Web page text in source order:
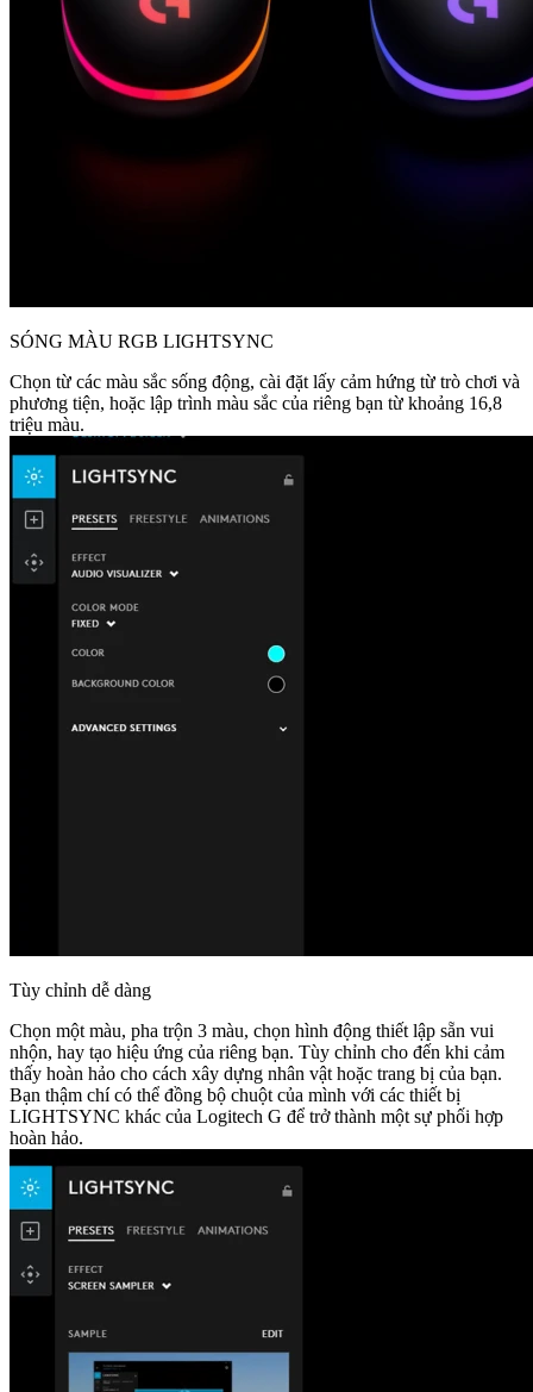
SÓNG MÀU RGB LIGHTSYNC
Chọn từ các màu sắc sống động, cài đặt lấy cảm hứng từ trò chơi và
phương tiện, hoặc lập trình màu sắc của riêng bạn từ khoảng 16,8
triệu màu.
Tùy chỉnh dễ dàng
Chọn một màu, pha trộn 3 màu, chọn hình động thiết lập sẵn vui
nhộn, hay tạo hiệu ứng của riêng bạn. Tùy chỉnh cho đến khi cảm
thấy hoàn hảo cho cách xây dựng nhân vật hoặc trang bị của bạn.
Bạn thậm chí có thể đồng bộ chuột của mình với các thiết bị
LIGHTSYNC khác của Logitech G để trở thành một sự phối hợp
hoàn hảo.